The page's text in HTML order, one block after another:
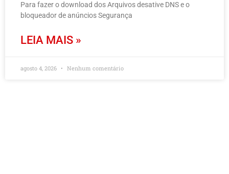
Para fazer o download dos Arquivos desative DNS e o
bloqueador de anúncios Segurança
LEIA MAIS »
agosto 4, 2026 Nenhum comentário